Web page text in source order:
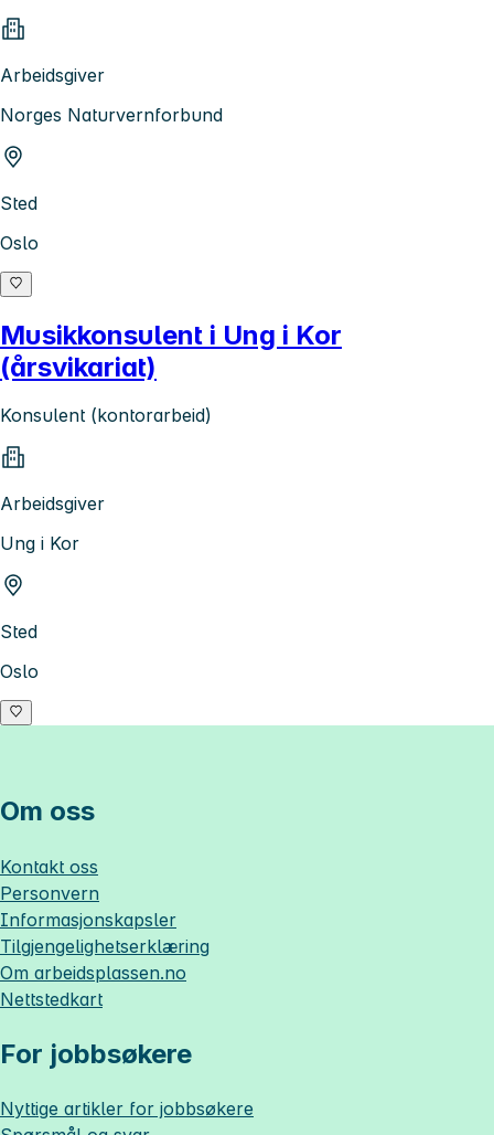
Arbeidsgiver
Norges Naturvernforbund
Sted
Oslo
Musikkonsulent i Ung i Kor
(årsvikariat)
Konsulent (kontorarbeid)
Arbeidsgiver
Ung i Kor
Sted
Oslo
Om oss
Kontakt oss
Personvern
Informasjonskapsler
Tilgjengelighetserklæring
Om arbeidsplassen.no
Nettstedkart
For jobbsøkere
Nyttige artikler for jobbsøkere